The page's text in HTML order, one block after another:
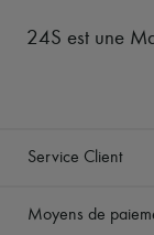
24S est une
Service Client
Moyens de